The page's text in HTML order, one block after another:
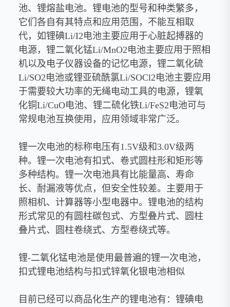
池、锂熔盐电池。锂电池的型号和种类繁多，
它们各自有其特点和应用范围，不能互相取
代，如锂碘Li/I2电池主要应用于心脏起搏器的
电源，锂二氧化锰Li/MnO2电池主要应用于照相
机以及电子仪器设备的记忆电源，锂二氧化硫
Li/SO2电池或锂亚硫酰氯Li/SOCl2电池主要应用
于需要较大功率的无绳电动工具的电源，锂氧
化铜Li/CuO电池、锂二硫化铁Li/FeS2电池可与
常规电池互换使用，应用领域非常广泛。
锂一次电池的标称电压有1.5V级和3.0V级两
种。锂一次电池有扣式、卷式圆柱形和矩形等
多种结构。锂一次电池具有比能量高、寿命
长、耐漏液等优点，但安全性较差。主要用于
照相机、计算器等小型电器中。锂电池的结构
形式常见的有圆柱碳包式、方型叠片式、圆柱
叠片式、圆柱卷绕式、方型卷绕式等。
锂-二氧化锰电池是使用最普遍的锂一次电池，
扣式锂电池结构与扣式锌氧化银电池相似
目前已经可以商品化生产的锂电池有：锂碘电